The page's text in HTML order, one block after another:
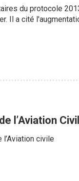
du protocole
Il a cité
l’Aviation
civile